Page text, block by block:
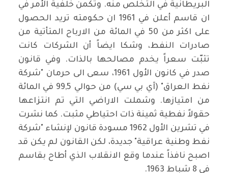
البريطانية في التخلص منه. وتكمن خلفية الأمر في
ان قاسم أعلن في 1961 ان حكومته تريد الحصول
على اكثر من 50 في المائة من الارباح المتأتية من
صادرات النفط، وشكا ايضاً أن الشركات كانت
تثبّت سعراً يخدم مصالحها بالذات. وفي قانون
صدر في كانون الأول 1961، سعى الى حرمان "شركة
نفط العراق" (آي بي سي) من حوالي 99,5 في المائة
من امتيازها. وشملت الاراضي التي تم انتزاعها
حقولاً نفطية ثمينة ذات احتياطي مثبت. كما نشرت
في تشرين الأول 1962 مسودة قانون لإنشاء "شركة
نفط وطنية عراقية" جديدة، لكن القانون لم يكن قد
اصبح نافذاً عندما وقع الانقلاب الذي أطاح بقاسم
في 8 شباط 1963
.